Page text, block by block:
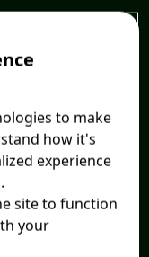
to make
how it's
experience
site to function
your